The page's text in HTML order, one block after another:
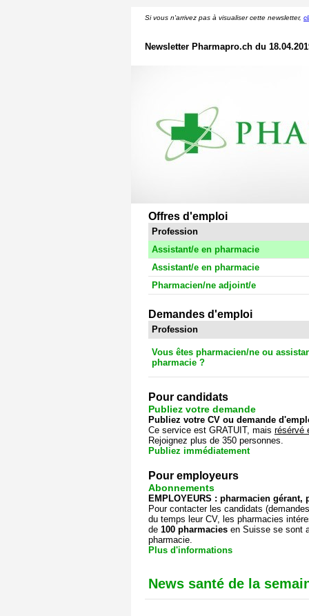
Si vous n'arrivez pas à visualiser cette newsletter,
Newsletter Pharmapro.ch du
Offres d'emploi
Profession
Assistant/e en pharmacie
Assistant/e en pharmacie
Pharmacien/ne adjoint/e
Demandes d'emploi
Profession
Vous êtes pharmacien/ne ou
pharmacie ?
Pour candidats
Publiez votre demande
Publiez votre CV ou demande
Ce service est GRATUIT, mais résérvé
Rejoignez plus de 350 personnes.
Publiez immédiatement
Pour employeurs
Abonnements
EMPLOYEURS : pharmacien gérant,
Pour contacter les candidats
du temps leur CV, les pharmacies
de 100 pharmacies en Suisse se sont
pharmacie.
Plus d'informations
News santé de la